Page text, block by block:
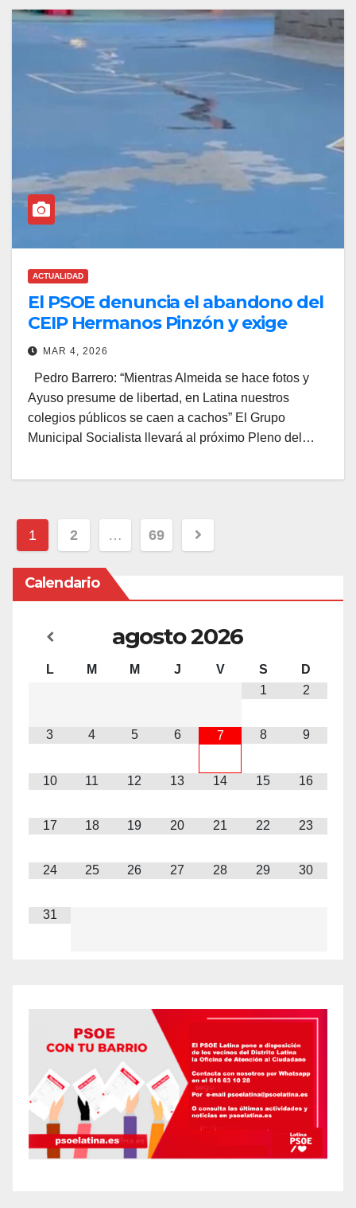
ACTUALIDAD
El PSOE denuncia el abandono del
CEIP Hermanos Pinzón y exige
inversiones urgentes en los
MAR 4, 2026
Pedro Barrero: “Mientras Almeida se hace fotos y
Ayuso presume de libertad, en Latina nuestros
colegios públicos se caen a cachos” El Grupo
Municipal Socialista llevará al próximo Pleno del…
Paginación
de
entradas
1 2 … 69
Calendario
agosto2026
L M M J V S
D
1
2
3 4 5 6 7 8 9
10 11 12 13 14 15 16
17 18 19 20 21 22 23
24 25 26 27 28 29 30
31